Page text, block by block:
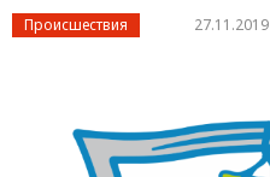
Происшествия